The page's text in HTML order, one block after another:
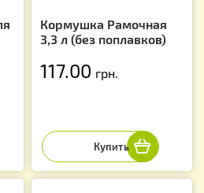
Кормушка Рамочная
3,3 л (без поплавков)
117.00 грн.